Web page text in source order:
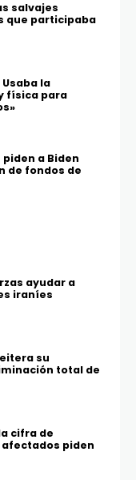
salvajes
que participaba
Usaba la
física para
a Biden
de fondos de
ayudar a
iraníes
su
total de
cifra de
piden